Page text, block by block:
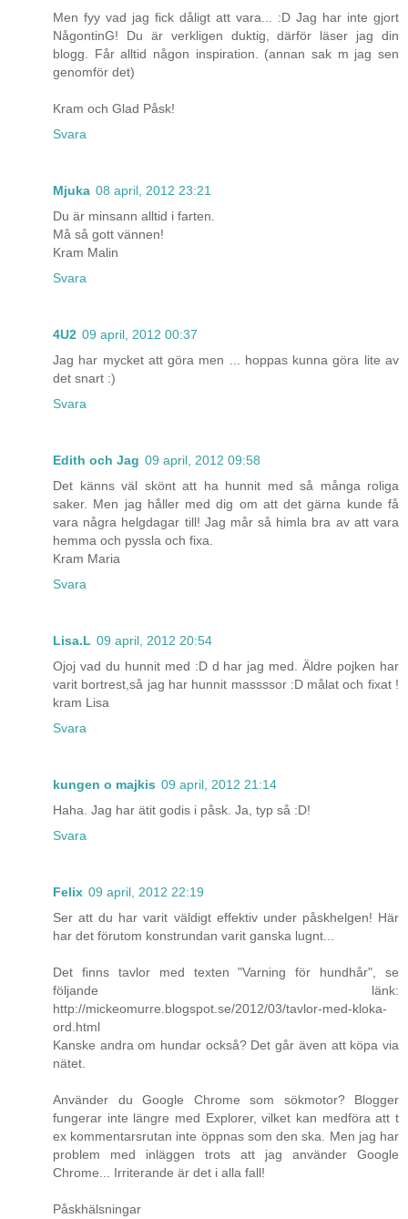
Men fyy vad jag fick dåligt att vara... :D Jag har inte gjort
NågontinG! Du är verkligen duktig, därför läser jag din
blogg. Får alltid någon inspiration. (annan sak m jag sen
genomför det)
Kram och Glad Påsk!
Svara
Mjuka 08 april, 2012 23:21
Du är minsann alltid i farten.
Må så gott vännen!
Kram Malin
Svara
4U2 09 april, 2012 00:37
Jag har mycket att göra men ... hoppas kunna göra lite av
det snart :)
Svara
Edith och Jag 09 april, 2012 09:58
Det känns väl skönt att ha hunnit med så många roliga
saker. Men jag håller med dig om att det gärna kunde få
vara några helgdagar till! Jag mår så himla bra av att vara
hemma och pyssla och fixa.
Kram Maria
Svara
Lisa.L 09 april, 2012 20:54
Ojoj vad du hunnit med :D d har jag med. Äldre pojken har
varit bortrest,så jag har hunnit massssor :D målat och fixat !
kram Lisa
Svara
kungen o majkis 09 april, 2012 21:14
Haha. Jag har ätit godis i påsk. Ja, typ så :D!
Svara
Felix 09 april, 2012 22:19
Ser att du har varit väldigt effektiv under påskhelgen! Här
har det förutom konstrundan varit ganska lugnt...
Det finns tavlor med texten "Varning för hundhår", se
följande länk:
http://mickeomurre.blogspot.se/2012/03/tavlor-med-kloka-
ord.html
Kanske andra om hundar också? Det går även att köpa via
nätet.
Använder du Google Chrome som sökmotor? Blogger
fungerar inte längre med Explorer, vilket kan medföra att t
ex kommentarsrutan inte öppnas som den ska. Men jag har
problem med inläggen trots att jag använder Google
Chrome... Irriterande är det i alla fall!
Påskhälsningar